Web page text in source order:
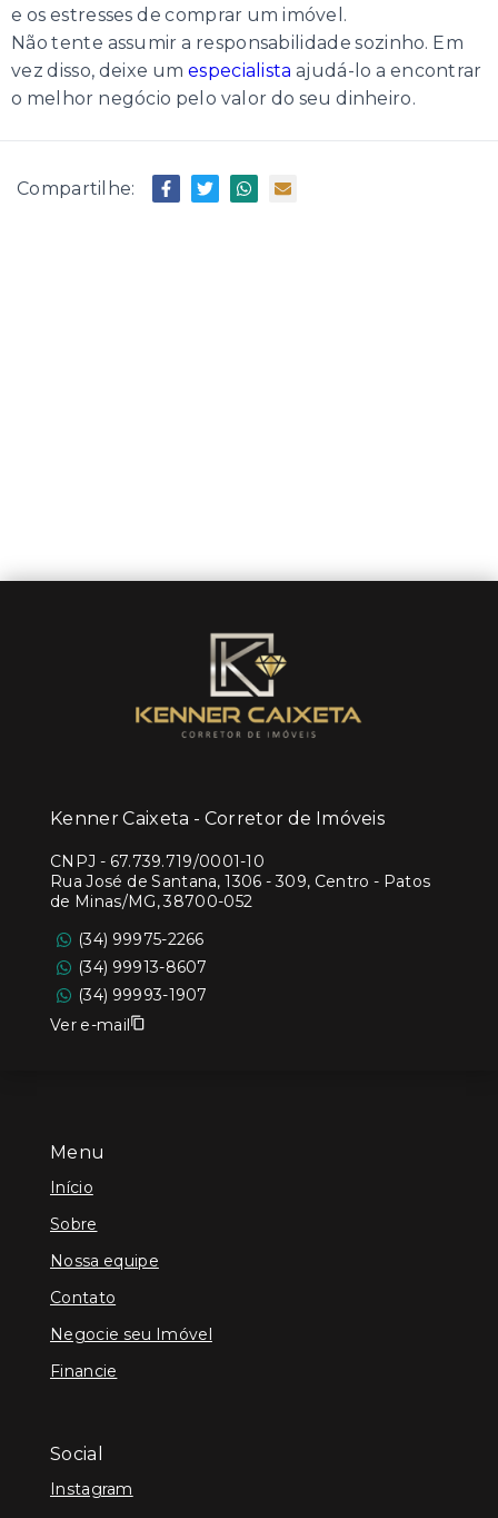
e os estresses de comprar um imóvel.
Não tente assumir a responsabilidade sozinho. Em
vez disso, deixe umespecialista ajudá-lo a encontrar
o melhor negócio pelo valor do seu dinheiro.
Compartilhe:
Menu
Início
Sobre
Nossa equipe
Contato
Negocie seu Imóvel
Financie
Social
Instagram
Kenner Caixeta - Corretor de Imóveis
CNPJ - 67.739.719/0001-10
Rua José de Santana, 1306 - 309, Centro - Patos
de Minas/MG, 38700-052
(34) 99975-2266
(34) 99913-8607
(34) 99993-1907
Ver e-mail